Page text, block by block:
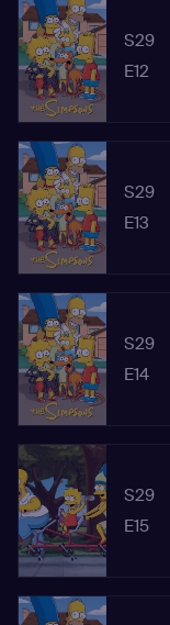
S29
E12
S29
E13
S29
E14
S29
E15